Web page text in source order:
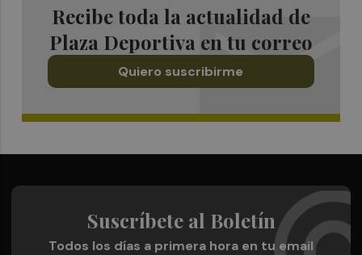
Recibe toda la actualidad de
Plaza Deportiva en tu correo
Quiero suscribirme
Suscríbete al Boletín
Todos los días a primera hora en tu email